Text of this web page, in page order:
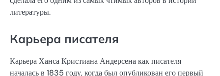
литературы.
Карьера писателя
Карьера Ханса Кристиана Андерсена как писателя
началась в 1835 году, когда был опубликован его первый